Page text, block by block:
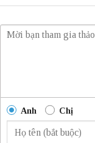
Anh Chị